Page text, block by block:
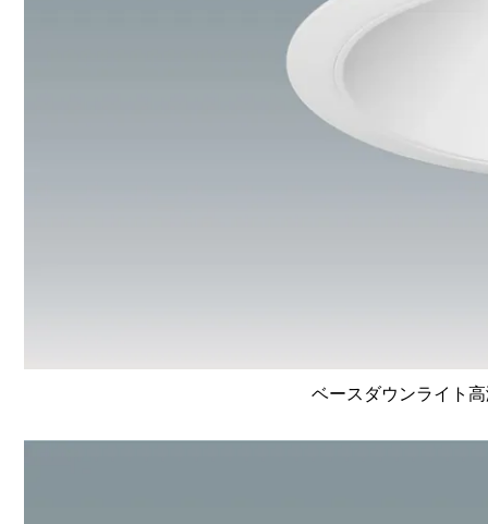
ベースダウンライト